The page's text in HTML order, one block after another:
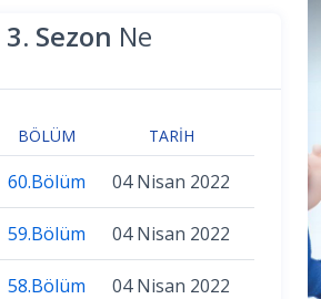
3. Sezon Ne
BÖLÜM TARIH
60.Bölüm 04 Nisan 2022
59.Bölüm 04 Nisan 2022
58.Bölüm 04 Nisan 2022